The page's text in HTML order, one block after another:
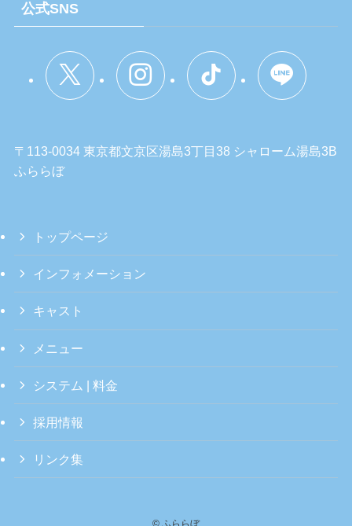
公式SNS
〒113-0034 東京都文京区湯島3丁目38 シャローム湯島3B
ふららぼ
トップページ
インフォメーション
キャスト
メニュー
システム | 料金
採用情報
リンク集
© ふららぼ